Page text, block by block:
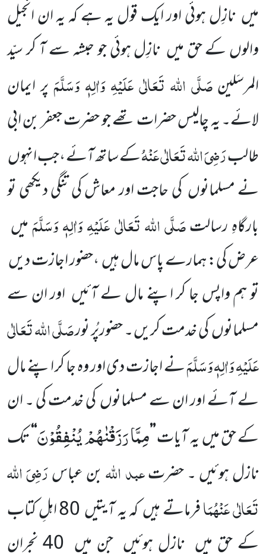
میں نازِل ہوئی اور ایک قول یہ ہے کہ یہ ان انجیل
والوں کے حق میں نازِل ہوئی جو حبشہ سے آ کر سیّد
المرسَلینصَلَّی اللہ تَعَالٰی عَلَیْہِ وَاٰلِہٖ وَسَلَّمَپر ایمان
لائے۔ یہ چالیس حضرات تھے جو حضرت جعفر بن ابی
طالبرَضِیَ اللہ تَعَالٰی عَنْہُکے ساتھ آئے ،جب انہوں
نے مسلمانوں کی حاجت اور معاش کی تنگی دیکھی تو
بارگاہِ رسالتصَلَّی اللہ تَعَالٰی عَلَیْہِ وَاٰلِہٖ وَسَلَّمَمیں
عرض کی: ہمارے پاس مال ہیں ،حضور اجازت دیں
تو ہم واپس جا کر اپنے مال لے آئیں اور ان سے
مسلمانوں کی خدمت کریں ۔ حضورپُر نورصَلَّی اللہ تَعَالٰی
عَلَیْہِ وَاٰلِہٖ وَسَلَّمَنے اجازت دی اور وہ جا کر اپنے مال
لے آئے اور ان سے مسلمانوں کی خدمت کی ۔ ان
کے حق میں یہ آیات’’مِمَّا رَزَقْنٰهُمْ یُنْفِقُوْنَ‘‘تک
نازل ہوئیں ۔ حضرتعبد اللہبن عباسرَضِیَ اللہ
تَعَالٰی عَنْہُمَا
فرماتے ہیں کہ یہ آیتیں 80 اہلِ کتاب
کے حق میں نازل ہوئیں جن میں 40 نجران